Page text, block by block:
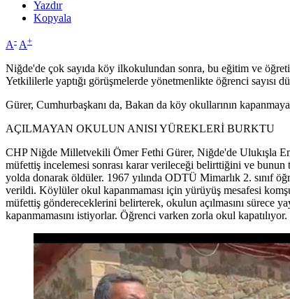
Yazdır
Kopyala
A- A+
Niğde'de çok sayıda köy ilkokulundan sonra, bu eğitim ve
Yetkililerle yaptığı görüşmelerde yönetmenlikte öğrenci sayısı
Gürer, Cumhurbaşkanı da, Bakan da köy okullarının
AÇILMAYAN OKULUN ANISI YÜREKLERİ BURKTU
CHP Niğde Milletvekili Ömer Fethi Gürer, Niğde'de Ulukışla
müfettiş incelemesi sonrası karar verileceği belirttiğini ve
yolda donarak öldüler. 1967 yılında ODTÜ Mimarlık 2. sınıf
verildi. Köylüler okul kapanmaması için yürüyüş mesafesi
müfettiş göndereceklerini belirterek, okulun açılmasını sürece
kapanmamasını istiyorlar. Öğrenci varken zorla okul